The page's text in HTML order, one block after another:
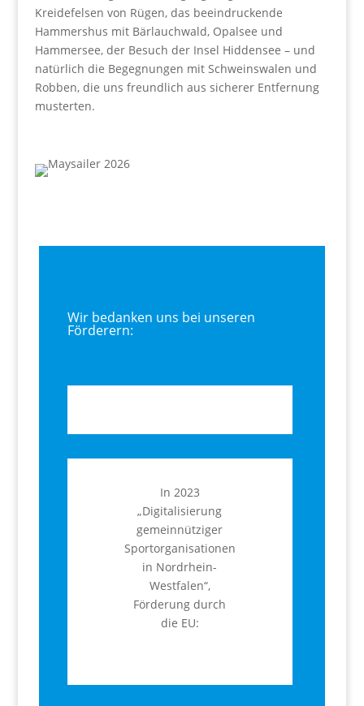
Kreidefelsen von Rügen, das beeindruckende
Hammershus mit Bärlauchwald, Opalsee und
Hammersee, der Besuch der Insel Hiddensee – und
natürlich die Begegnungen mit Schweinswalen und
Robben, die uns freundlich aus sicherer Entfernung
musterten.
Wir bedanken uns bei unseren
Förderern:
In 2023
„Digitalisierung
gemeinnütziger
Sportorganisationen
in Nordrhein-
Westfalen“,
Förderung durch
die EU: